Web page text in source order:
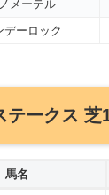
メーテル
デーロック
テークス 芝
馬名